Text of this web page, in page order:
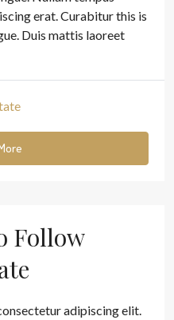
erat. Curabitur this is
Duis mattis laoreet
Follow
adipiscing elit.